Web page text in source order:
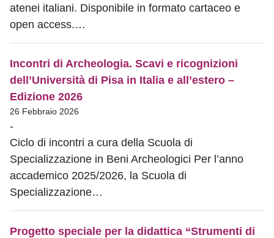
atenei italiani. Disponibile in formato cartaceo e
open access.…
Incontri di Archeologia. Scavi e ricognizioni
dell’Università di Pisa in Italia e all’estero –
Edizione 2026
26 Febbraio 2026
-
Ciclo di incontri a cura della Scuola di
Specializzazione in Beni Archeologici Per l’anno
accademico 2025/2026, la Scuola di
Specializzazione…
Progetto speciale per la didattica “Strumenti di